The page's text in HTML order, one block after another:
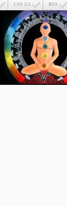
RSS
CSS 2.1